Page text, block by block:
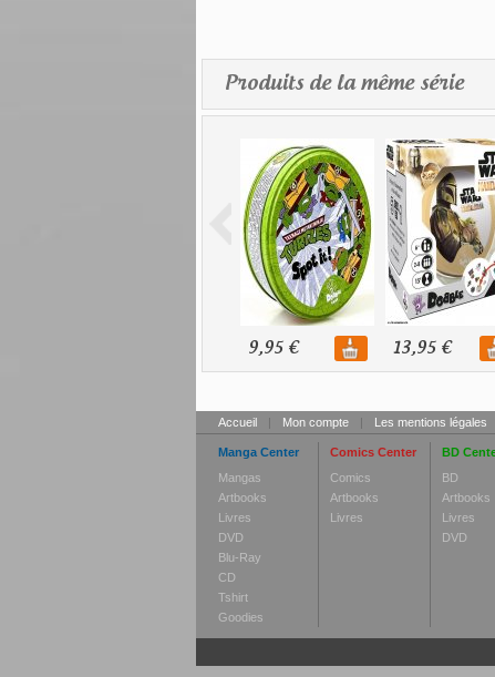
Produits de la même série
9,95 € 13,95 €
Accueil | Mon compte | Les mentions légales
Manga Center
Mangas
Artbooks
Livres
DVD
Blu-Ray
CD
Tshirt
Goodies
Comics Center
Comics
Artbooks
Livres
BD
BD
Artbooks
Livres
DVD